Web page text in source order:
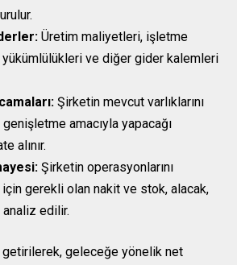
Üretim maliyetleri, işletme
ve diğer gider kalemleri
Şirketin mevcut varlıklarını
amacıyla yapacağı
alınır.
Şirketin operasyonlarını
gerekli olan nakit ve stok, alacak,
edilir.
getirilerek, geleceğe yönelik net